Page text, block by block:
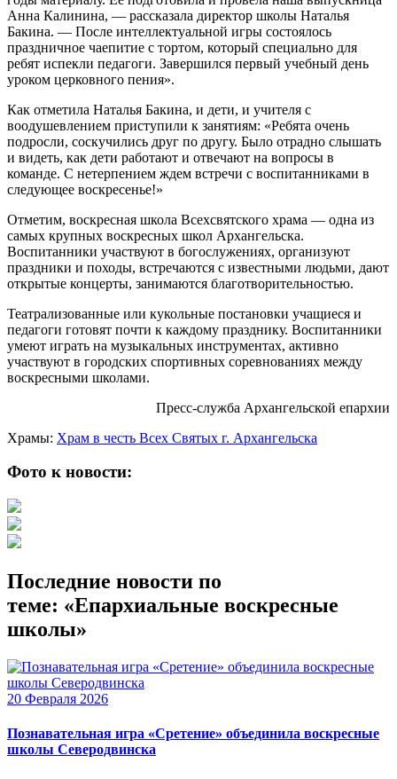
Анна Калинина, — рассказала директор школы Наталья
Бакина. — После интеллектуальной игры состоялось
праздничное чаепитие с тортом, который специально для
ребят испекли педагоги. Завершился первый учебный день
уроком церковного пения».
Как отметила Наталья Бакина, и дети, и учителя с
воодушевлением приступили к занятиям: «Ребята очень
подросли, соскучились друг по другу. Было отрадно слышать
и видеть, как дети работают и отвечают на вопросы в
команде. С нетерпением ждем встречи с воспитанниками в
следующее воскресенье!»
Отметим, воскресная школа Всехсвятского храма — одна из
самых крупных воскресных школ Архангельска.
Воспитанники участвуют в богослужениях, организуют
праздники и походы, встречаются с известными людьми, дают
открытые концерты, занимаются благотворительностью.
Театрализованные или кукольные постановки учащиеся и
педагоги готовят почти к каждому празднику. Воспитанники
умеют играть на музыкальных инструментах, активно
участвуют в городских спортивных соревнованиях между
воскресными школами.
Пресс-служба Архангельской епархии
Храмы: Храм в честь Всех Святых г. Архангельска
Фото к новости:
Последние новости по
теме: «Епархиальные воскресные
школы»
20 Февраля 2026
Познавательная игра «Сретение» объединила воскресные
школы Северодвинска